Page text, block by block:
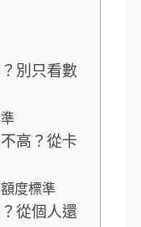
別只看數
高？從卡
度標準
從個人還